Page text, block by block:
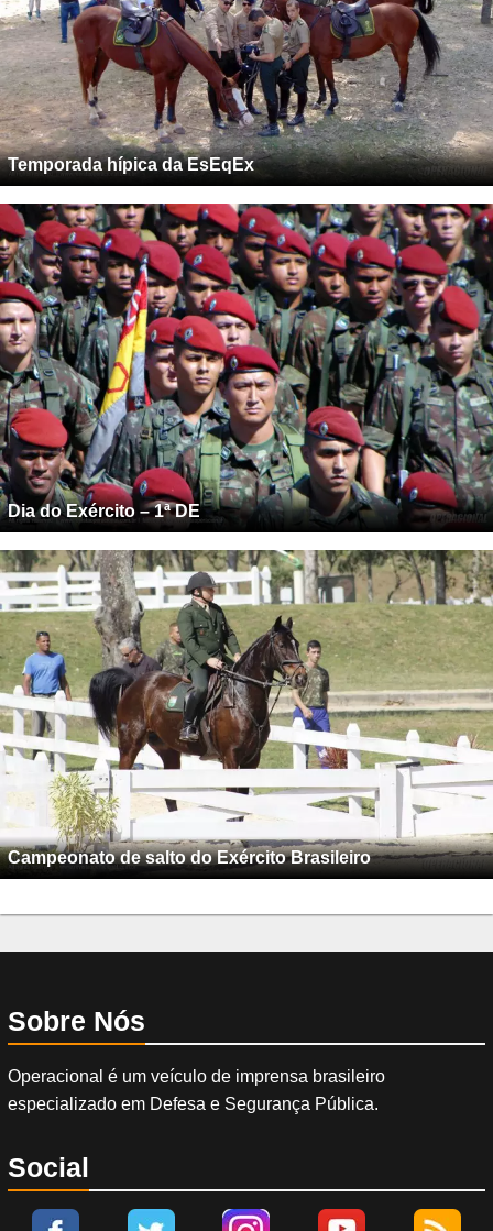
Temporada hípica da EsEqEx
Dia do Exército – 1ª DE
Campeonato de salto do Exército Brasileiro
Sobre Nós
Operacional é um veículo de imprensa brasileiro
especializado em Defesa e Segurança Pública.
Social